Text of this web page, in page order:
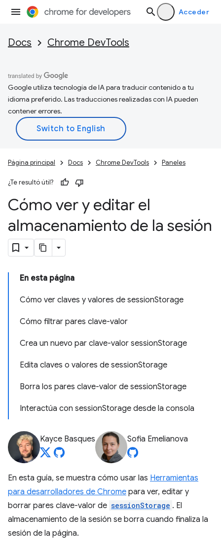
Acceder
Docs Chrome DevTools
Google utiliza tecnología de IA para traducir contenido a tu
idioma preferido. Las traducciones realizadas con IA pueden
contener errores.
Página principal Docs Chrome DevTools Paneles
¿Te resultó útil?
Cómo ver y editar el
almacenamiento de la sesión
En esta página
Cómo ver claves y valores de sessionStorage
Cómo filtrar pares clave-valor
Crea un nuevo par clave-valor sessionStorage
Edita claves o valores de sessionStorage
Borra los pares clave-valor de sessionStorage
Interactúa con sessionStorage desde la consola
Kayce Basques Sofia Emelianova
En esta guía, se muestra cómo usar las Herramientas
para desarrolladores de Chrome para ver, editar y
borrar pares clave-valor de sessionStorage . El
almacenamiento de la sesión se borra cuando finaliza la
sesión de la página.